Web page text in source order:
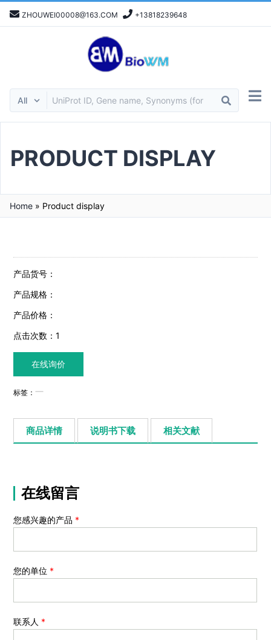
ZHOUWEI00008@163.COM +13818239648
PRODUCT DISPLAY
Home » Product display
产品货号：
产品规格：
产品价格：
点击次数：1
在线询价
标签：
商品详情 说明书下载 相关文献
在线留言
您感兴趣的产品 *
您的单位 *
联系人 *